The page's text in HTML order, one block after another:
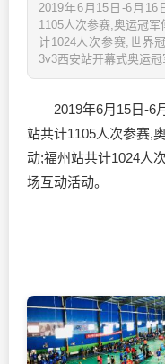
2019年6月15日-6月
1105人次参赛,奥运冠
计1024人次参赛,世界
3v3西安站开幕式奥运
2019年6月15日-6月
站共计1105人次参赛,
动;福州站共计1024人
场互动活动。